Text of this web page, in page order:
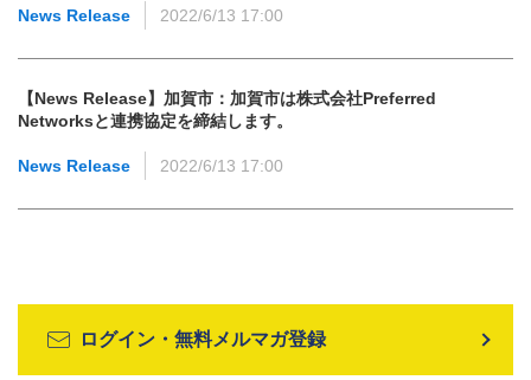
News Release 2022/6/13 17:00
【News Release】加賀市：加賀市は株式会社Preferred
Networksと連携協定を締結します。
News Release 2022/6/13 17:00
ログイン・無料メルマガ登録